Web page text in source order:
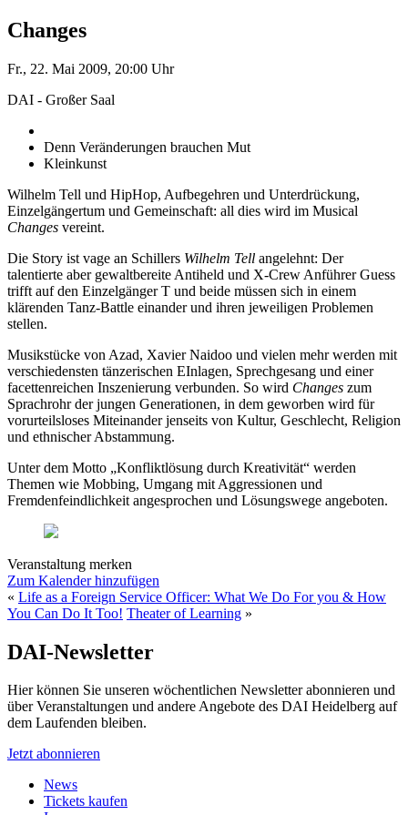
Changes
Fr., 22. Mai 2009, 20:00 Uhr
DAI - Großer Saal
Denn Veränderungen brauchen Mut
Kleinkunst
Wilhelm Tell und HipHop, Aufbegehren und Unterdrückung,
Einzelgängertum und Gemeinschaft: all dies wird im Musical
Changes vereint.
Die Story ist vage an Schillers Wilhelm Tell angelehnt: Der
talentierte aber gewaltbereite Antiheld und X-Crew Anführer Guess
trifft auf den Einzelgänger T und beide müssen sich in einem
klärenden Tanz-Battle einander und ihren jeweiligen Problemen
stellen.
Musikstücke von Azad, Xavier Naidoo und vielen mehr werden mit
verschiedensten tänzerischen EInlagen, Sprechgesang und einer
facettenreichen Inszenierung verbunden. So wird Changes zum
Sprachrohr der jungen Generationen, in dem geworben wird für
vorurteilsloses Miteinander jenseits von Kultur, Geschlecht, Religion
und ethnischer Abstammung.
Unter dem Motto „Konfliktlösung durch Kreativität“ werden
Themen wie Mobbing, Umgang mit Aggressionen und
Fremdenfeindlichkeit angesprochen und Lösungswege angeboten.
Veranstaltung merken
Zum Kalender hinzufügen
« Life as a Foreign Service Officer: What We Do For you & How
You Can Do It Too! Theater of Learning »
DAI-Newsletter
Hier können Sie unseren wöchentlichen Newsletter abonnieren und
über Veranstaltungen und andere Angebote des DAI Heidelberg auf
dem Laufenden bleiben.
Jetzt abonnieren
News
Tickets kaufen